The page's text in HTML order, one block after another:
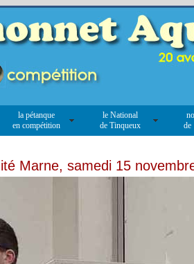
la pétanque
en compétition
le National
de Tinqueux
de
Marne, samedi 15